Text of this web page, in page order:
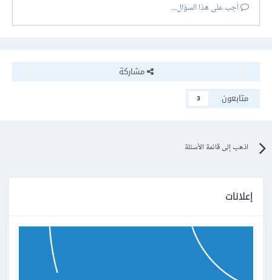
أجب على هذا السؤال...
مشاركة
متابعون
3
اذهب إلى قائمة الأسئلة
إعلانات